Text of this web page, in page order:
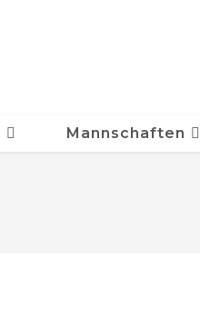
Mannschaften